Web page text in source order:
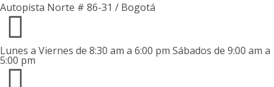
Autopista Norte # 86-31 / Bogotá
Lunes a Viernes de 8:30 am a 6:00 pm Sábados de 9:00 am a
5:00 pm